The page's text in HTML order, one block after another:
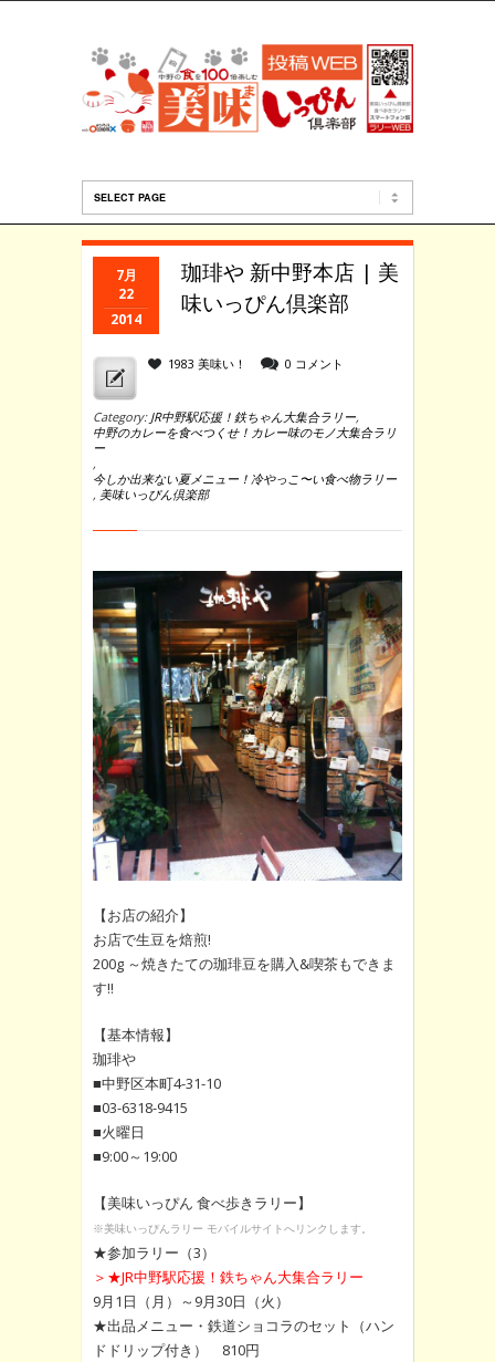
7月
22
2014
珈琲や 新中野本店 | 美
味いっぴん倶楽部
1983 美味い！ 0 コメント
Category: JR中野駅応援！鉄ちゃん大集合ラリー,
中野のカレーを食べつくせ！カレー味のモノ大集合ラリ
ー
,
今しか出来ない夏メニュー！冷やっこ〜い食べ物ラリー
, 美味いっぴん倶楽部
【お店の紹介】
お店で生豆を焙煎!
200g ～焼きたての珈琲豆を購入&喫茶もできま
す!!
【基本情報】
珈琲や
■中野区本町4-31-10
■03-6318-9415
■火曜日
■9:00～19:00
【美味いっぴん 食べ歩きラリー】
※美味いっぴんラリー モバイルサイトへリンクします。
★参加ラリー（3）
＞★JR中野駅応援！鉄ちゃん大集合ラリー
9月1日（月）～9月30日（火）
★出品メニュー・鉄道ショコラのセット（ハン
ドドリップ付き） 810円